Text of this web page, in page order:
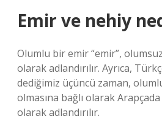
Emir ve nehiy
Olumlu bir emir “emir”,
olarak adlandırılır. Ayrıca,
dediğimiz üçüncü zaman,
olmasına bağlı olarak Arapçada
olarak adlandırılır.